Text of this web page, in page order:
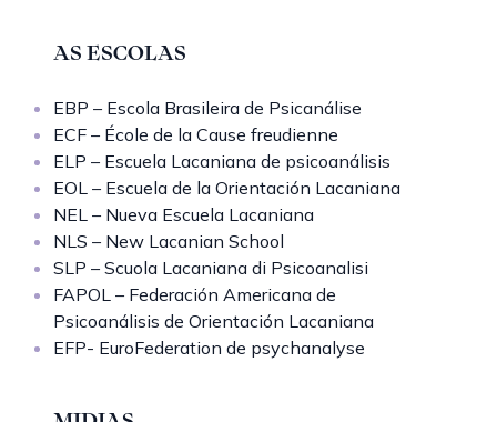
AS ESCOLAS
EBP – Escola Brasileira de Psicanálise
ECF – École de la Cause freudienne
ELP – Escuela Lacaniana de psicoanálisis
EOL – Escuela de la Orientación Lacaniana
NEL – Nueva Escuela Lacaniana
NLS – New Lacanian School
SLP – Scuola Lacaniana di Psicoanalisi
FAPOL – Federación Americana de
Psicoanálisis de Orientación Lacaniana
EFP- EuroFederation de psychanalyse